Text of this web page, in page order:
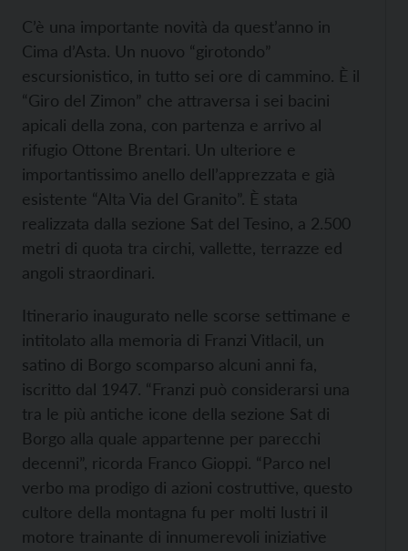
C’è una importante novità da quest’anno in
Cima d’Asta. Un nuovo “girotondo”
escursionistico, in tutto sei ore di cammino. È il
“Giro del Zimon” che attraversa i sei bacini
apicali della zona, con partenza e arrivo al
rifugio Ottone Brentari. Un ulteriore e
importantissimo anello dell’apprezzata e già
esistente “Alta Via del Granito”. È stata
realizzata dalla sezione Sat del Tesino, a 2.500
metri di quota tra circhi, vallette, terrazze ed
angoli straordinari.
Itinerario inaugurato nelle scorse settimane e
intitolato alla memoria di Franzi Vitlacil, un
satino di Borgo scomparso alcuni anni fa,
iscritto dal 1947. “Franzi può considerarsi una
tra le più antiche icone della sezione Sat di
Borgo alla quale appartenne per parecchi
decenni”, ricorda Franco Gioppi. “Parco nel
verbo ma prodigo di azioni costruttive, questo
cultore della montagna fu per molti lustri il
motore trainante di innumerevoli iniziative